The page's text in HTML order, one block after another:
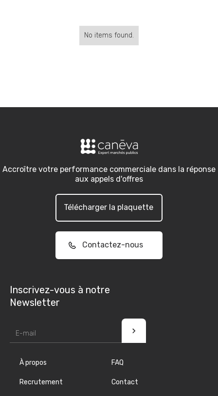
No items found.
Accroître votre performance commerciale dans la réponse
aux appels d'offres
Télécharger la plaquette
Contactez-nous
Inscrivez-vous à notre
Newsletter
À propos
Recrutement
FAQ
Contact